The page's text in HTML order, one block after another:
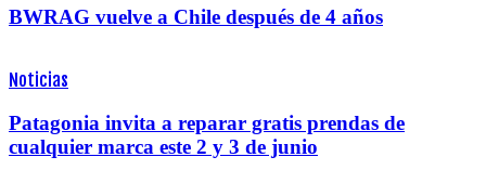
BWRAG vuelve a Chile después de 4 años
Noticias
Patagonia invita a reparar gratis prendas de
cualquier marca este 2 y 3 de junio